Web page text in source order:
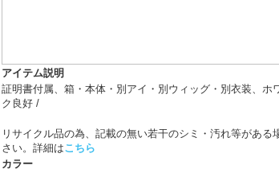
アイテム説明
証明書付属、箱・本体・別アイ・別ウィッグ・別衣装、
ク良好 /
リサイクル品の為、記載の無い若干のシミ・汚れ等があ
さい。詳細はこちら
カラー